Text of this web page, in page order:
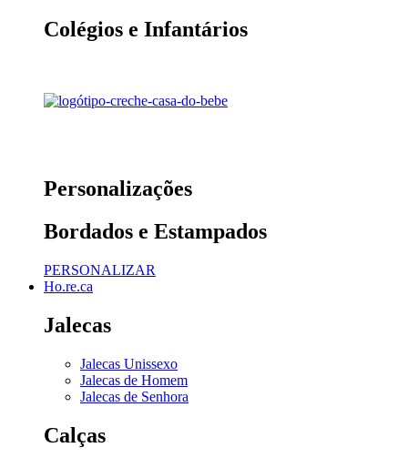
Colégios e Infantários
Personalizações
Bordados e Estampados
PERSONALIZAR
Ho.re.ca
Jalecas
Jalecas Unissexo
Jalecas de Homem
Jalecas de Senhora
Calças